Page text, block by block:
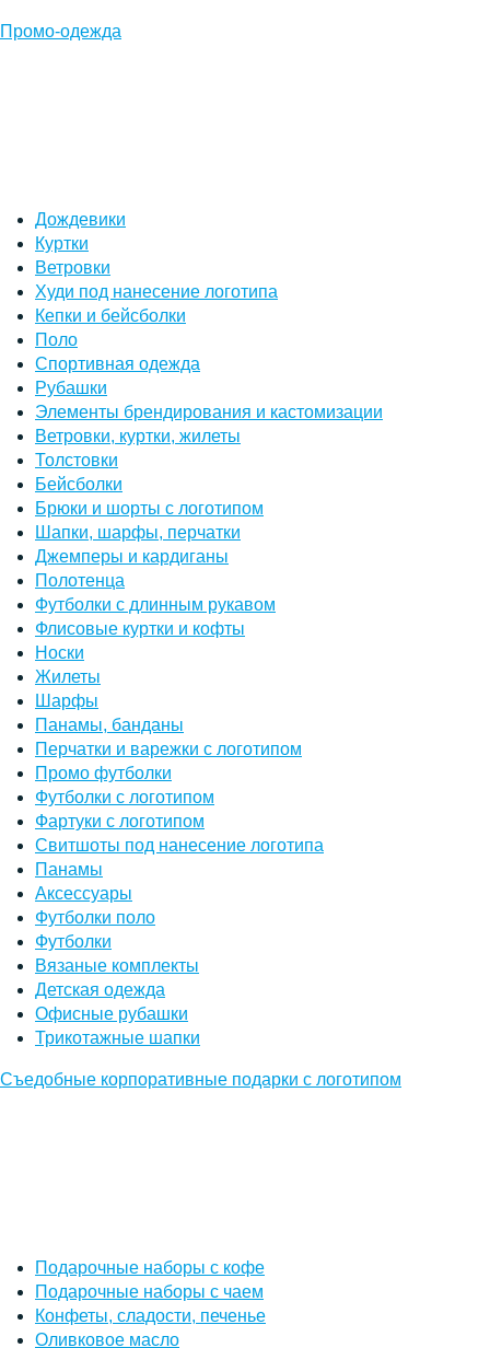
Промо-одежда
Дождевики
Куртки
Ветровки
Худи под нанесение логотипа
Кепки и бейсболки
Поло
Спортивная одежда
Рубашки
Элементы брендирования и кастомизации
Ветровки, куртки, жилеты
Толстовки
Бейсболки
Брюки и шорты с логотипом
Шапки, шарфы, перчатки
Джемперы и кардиганы
Полотенца
Футболки с длинным рукавом
Флисовые куртки и кофты
Носки
Жилеты
Шарфы
Панамы, банданы
Перчатки и варежки с логотипом
Промо футболки
Футболки с логотипом
Фартуки с логотипом
Свитшоты под нанесение логотипа
Панамы
Аксессуары
Футболки поло
Футболки
Вязаные комплекты
Детская одежда
Офисные рубашки
Трикотажные шапки
Съедобные корпоративные подарки с логотипом
Подарочные наборы с кофе
Подарочные наборы с чаем
Конфеты, сладости, печенье
Оливковое масло